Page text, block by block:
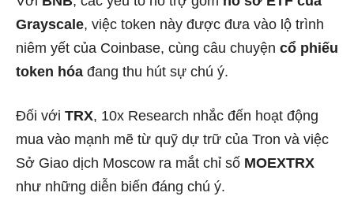
Grayscale, việc token này được đưa vào lộ trình
niêm yết của Coinbase, cùng câu chuyện cổ phiếu
token hóa đang thu hút sự chú ý.
Đối với TRX, 10x Research nhắc đến hoạt động
mua vào mạnh mẽ từ quỹ dự trữ của Tron và việc
Sở Giao dịch Moscow ra mắt chỉ số MOEXTRX
như những diễn biến đáng chú ý.